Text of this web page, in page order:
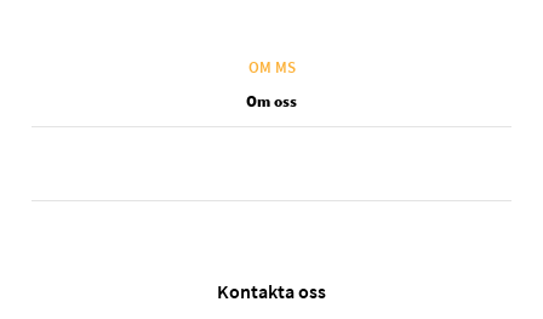
OM MS
Om oss
Kontakta oss